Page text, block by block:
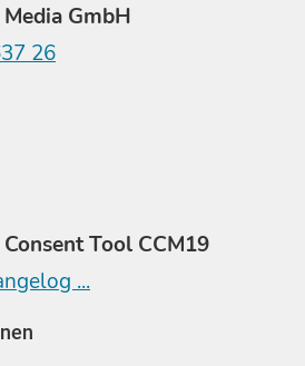
GmbH
26
Tool CCM19
...